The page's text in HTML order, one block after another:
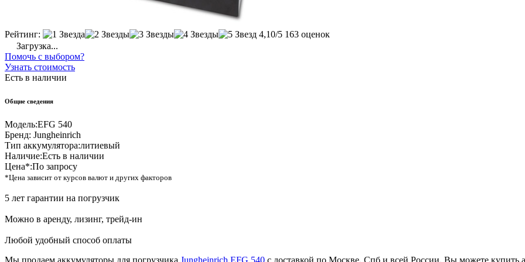
Рейтинг: 4,10/5 163 оценок
Загрузка...
Помочь с выбором?
Узнать стоимость
Есть в наличии
Общие сведения
Модель:EFG 540
Бренд: Jungheinrich
Тип аккумулятора:литиевый
Наличие:Есть в наличии
Цена*:По запросу
*Цена зависит от курсов валют и других факторов
5 лет гарантии на погрузчик
Можно в аренду, лизинг, трейд-ин
Любой удобный способ оплаты